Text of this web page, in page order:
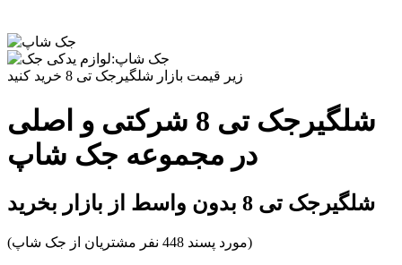
زیر قیمت بازار شلگیرجک تی 8 خرید کنید
شلگیرجک تی 8 شرکتی و اصلی
در مجموعه جک شاپ
شلگیرجک تی 8 بدون واسط از بازار بخرید
(مورد پسند 448 نفر مشتریان از جک شاپ)